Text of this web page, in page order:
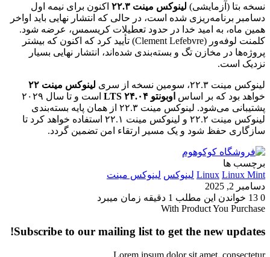
نسخه بتا (آزمایشی) لینوکس مینت ۲۲.۳
اکنون برای نیمه اول
دسامبر برنامه‌ریزی شده است، در حالی که انتشار نهایی باید اواخر
همین ماه، به امید خدا در حدود تعطیلات کریسمس، عرضه شود.
کلمنت لوفه‌ور (Clement Lefebvre) تأیید کرد که اکنون که بیشتر
پروژه‌ها در مخازن تگ و بسته‌بندی شده‌اند، انتشار نهایی بسیار
نزدیک است.
لینوکس مینت ۲۲.۳، سومین نسخه از سری
لینوکس مینت ۲۲
خواهد بود که بر اساس اوبونتو ۲۴.۰۴ LTS
است و تا سال ۲۰۲۹
پشتیبانی می‌شود. لینوکس مینت ۲۲.۳ از همان پایه بسته‌بندی
لینوکس مینت ۲۲.۲ و لینوکس مینت ۲۲.۱ استفاده خواهد کرد تا
سازگاری حفظ شود و یک مسیر ارتقاء امن تضمین گردد.
برچسب ها
Linux Linux Mint لینوکس لینوکس مینت
دسامبر 2, 2025
0
خواندن این مطلب 1 دقیقه زمان میبرد
With Product You Purchase
Subscribe to our mailing list to get the new updates!